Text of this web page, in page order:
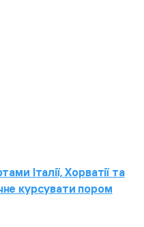
Італії, Хорватії та
курсувати пором